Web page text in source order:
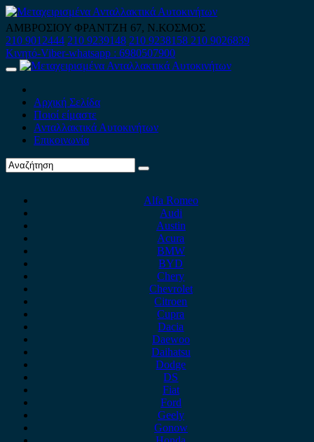
Skip
to
content
ΑΜΒΡΟΣΙΟΥ ΦΡΑΝΤΖΗ 67, Ν.ΚΟΣΜΟΣ
210 9012444 210 9239148 210 9238158 210 9026839
Κινητό-Viber-whatsapp : 6980507900
Primary
Αρχική Σελίδα
Ποιοί είμαστε
Ανταλλακτικά Αυτοκινήτων
Επικοινωνία
Alfa Romeo
Audi
Austin
Acura
BMW
BYD
Chery
Chevrolet
Citroen
Cupra
Dacia
Daewoo
Daihatsu
Dodge
DS
Fiat
Ford
Geely
Gonow